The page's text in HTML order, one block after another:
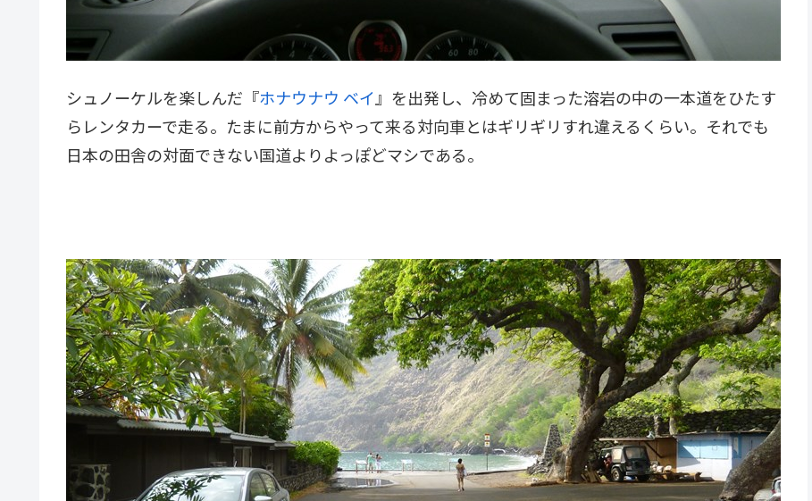
シュノーケルを楽しんだ『ホナウナウ ベイ』を出発し、冷めて固まった溶岩の中の一本道をひたす
らレンタカーで走る。たまに前方からやって来る対向車とはギリギリすれ違えるくらい。それでも
日本の田舎の対面できない国道よりよっぽどマシである。